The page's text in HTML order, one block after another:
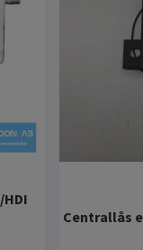
Centrallås